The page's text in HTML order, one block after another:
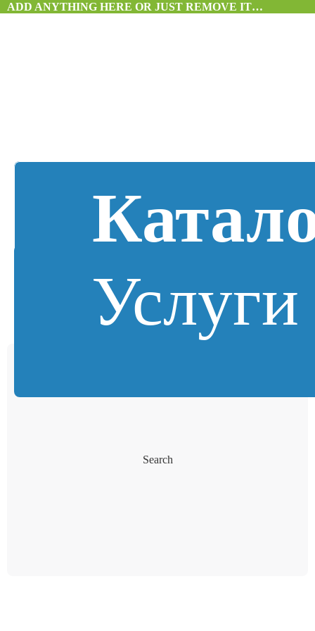
ADD ANYTHING HERE OR JUST REMOVE IT…
Услуги
Search